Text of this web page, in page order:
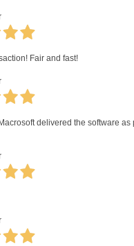
Fair and fast!
delivered the software as